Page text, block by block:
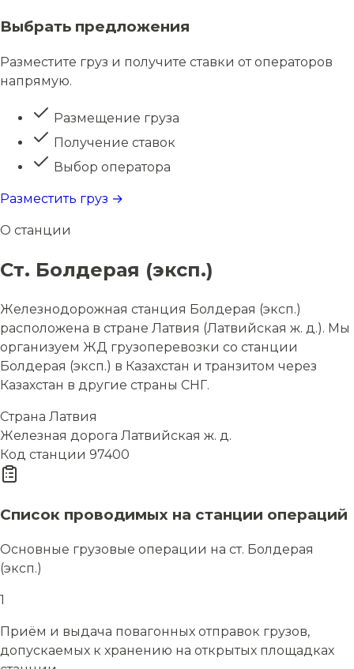
Выбрать предложения
Разместите груз и получите ставки от операторов
напрямую.
Размещение груза
Получение ставок
Выбор оператора
Разместить груз →
О станции
Ст. Болдерая (эксп.)
Железнодорожная станция Болдерая (эксп.)
расположена в стране Латвия (Латвийская ж. д.). Мы
организуем ЖД грузоперевозки со станции
Болдерая (эксп.) в Казахстан и транзитом через
Казахстан в другие страны СНГ.
Страна Латвия
Железная дорога Латвийская ж. д.
Код станции 97400
Список проводимых на станции операций
Основные грузовые операции на ст. Болдерая
(эксп.)
1
Приём и выдача повагонных отправок грузов,
допускаемых к хранению на открытых площадках